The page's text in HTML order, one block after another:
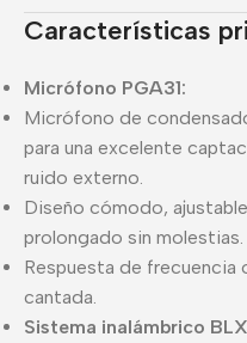
Características
Micrófono PGA31:
Micrófono de
para una excelente
ruido externo.
Diseño cómodo,
prolongado sin molestias.
Respuesta de frecuencia
cantada.
Sistema inalámbrico